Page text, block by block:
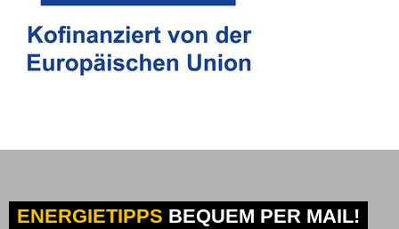
ENERGIETIPPS BEQUEM PER MAIL!